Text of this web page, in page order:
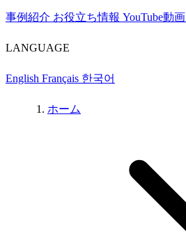
事例紹介 お役立ち情報 YouTube動画
LANGUAGE
English Français 한국어
ホーム